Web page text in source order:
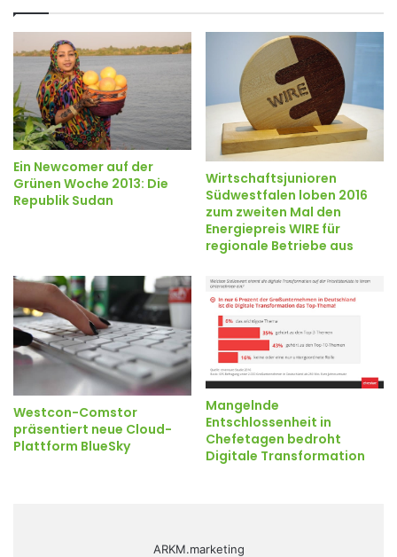
Ein Newcomer auf der
Grünen Woche 2013: Die
Republik Sudan
Wirtschaftsjunioren
Südwestfalen loben 2016
zum zweiten Mal den
Energiepreis WIRE für
regionale Betriebe aus
Westcon-Comstor
präsentiert neue Cloud-
Plattform BlueSky
Mangelnde
Entschlossenheit in
Chefetagen bedroht
Digitale Transformation
ARKM.marketing